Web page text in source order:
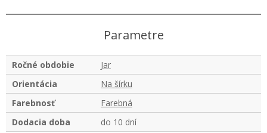
Parametre
Ročné obdobie
Jar
Orientácia
Na šírku
Farebnosť
Farebná
Dodacia doba
do 10 dní